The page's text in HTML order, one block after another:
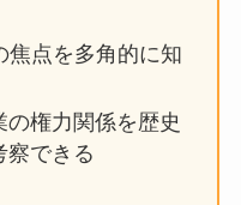
焦点を多角的に知
権力関係を歴史
察できる